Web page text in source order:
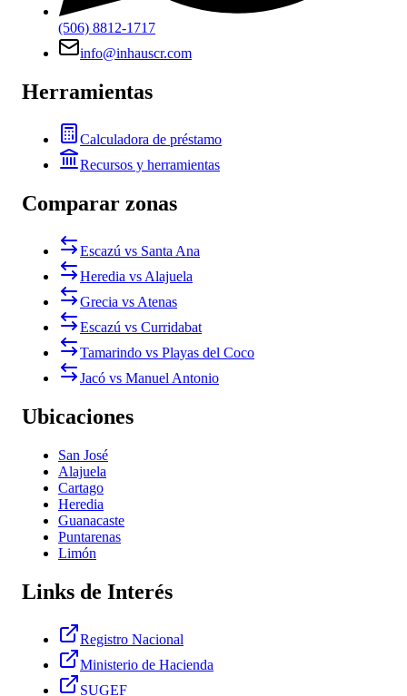
(506) 8812-1717
info@inhauscr.com
Herramientas
Calculadora de préstamo
Recursos y herramientas
Comparar zonas
Escazú vs Santa Ana
Heredia vs Alajuela
Grecia vs Atenas
Escazú vs Curridabat
Tamarindo vs Playas del Coco
Jacó vs Manuel Antonio
Ubicaciones
San José
Alajuela
Cartago
Heredia
Guanacaste
Puntarenas
Limón
Links de Interés
Registro Nacional
Ministerio de Hacienda
SUGEF